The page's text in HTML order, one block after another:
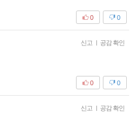
0
0
신고 | 공감 확인
0
0
신고 | 공감 확인